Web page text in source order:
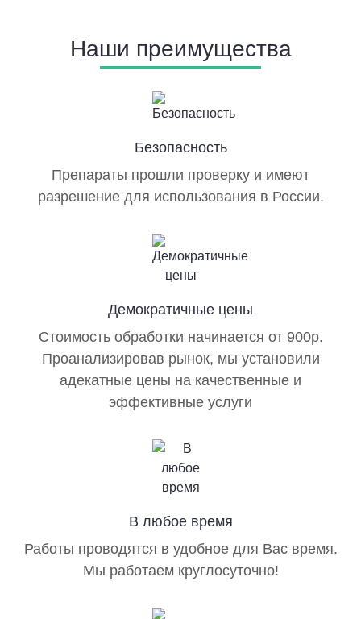
Наши преимущества
Безопасность
Препараты прошли проверку и имеют
разрешение для использования в России.
Демократичные цены
Стоимость обработки начинается от 900р.
Проанализировав рынок, мы установили
адекатные цены на качественные и
эффективные услуги
В любое время
Работы проводятся в удобное для Вас время.
Мы работаем круглосуточно!